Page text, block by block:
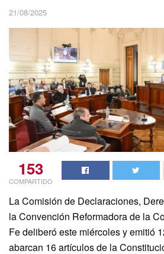
21/08/2025
153
COMPARTIDO
La Comisión de Declaraciones,
la Convención Reformadora de la
Fe deliberó este miércoles y emitió
abarcan 16 artículos de la